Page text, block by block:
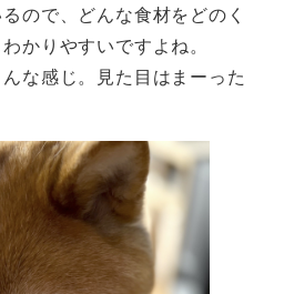
ので、どんな食材をどのく
かりやすいですよね。
な感じ。見た目はまーった